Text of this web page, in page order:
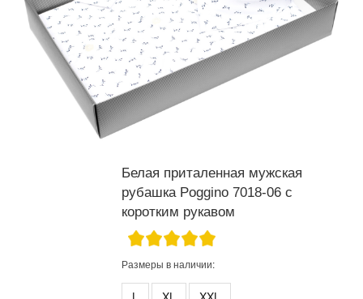
Белая приталенная мужская
рубашка Poggino 7018-06 с
коротким рукавом
Размеры в наличии: